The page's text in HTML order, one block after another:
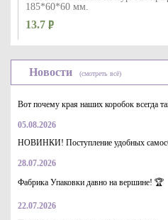
185*60*60 мм.
13.7
Упаковка картонная серия
пирожного и выпечки из крафт
200*100*75 до 1 кг
21.2
Новости (смотреть всё)
Вот почему края наших коробок всегда
05.08.2026
НОВИНКИ! Поступление удобных
28.07.2026
Фабрика Упаковки давно на вершине! 🏆
22.07.2026